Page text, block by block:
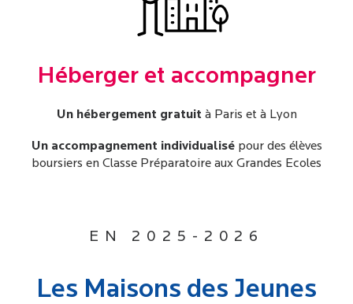
Héberger et accompagner
Un hébergement gratuità Paris et à Lyon
Un accompagnement individualisépour des élèves
boursiers en Classe Préparatoire aux Grandes Ecoles
EN 2025-2026
Les Maisons des Jeunes